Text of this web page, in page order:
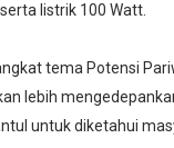
listrik 100 Watt.
tema Potensi
lebih
untuk diketahui